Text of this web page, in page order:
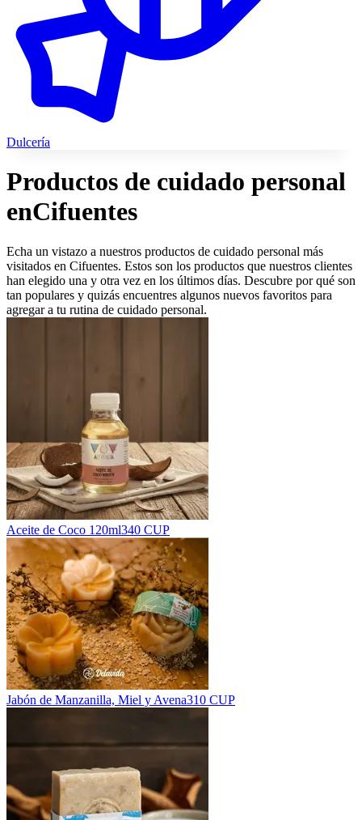
Dulcería
Productos de cuidado personal
enCifuentes
Echa un vistazo a nuestros productos de cuidado personal más
visitados en Cifuentes. Estos son los productos que nuestros clientes
han elegido una y otra vez en los últimos días. Descubre por qué son
tan populares y quizás encuentres algunos nuevos favoritos para
agregar a tu rutina de cuidado personal.
Aceite de Coco 120ml340 CUP
Jabón de Manzanilla, Miel y Avena310 CUP